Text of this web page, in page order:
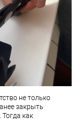
не только
закрыть
как